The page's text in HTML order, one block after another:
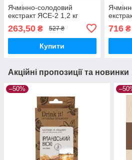
Ячмінно-солодовий
екстракт ЯСЕ-2 1,2 кг
263,50 ₴ 527 ₴
Купити
716₴
Акційні пропозиції та новинки
–50%